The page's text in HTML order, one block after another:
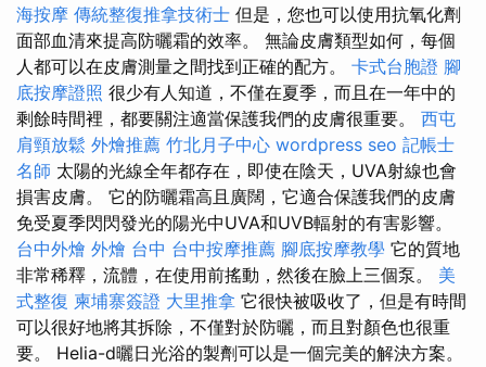
海按摩 傳統整復推拿技術士 但是，您也可以使用抗氧化劑
面部血清來提高防曬霜的效率。 無論皮膚類型如何，每個
人都可以在皮膚測量之間找到正確的配方。 卡式台胞證 腳
底按摩證照 很少有人知道，不僅在夏季，而且在一年中的
剩餘時間裡，都要關注適當保護我們的皮膚很重要。 西屯
肩頸放鬆 外燴推薦 竹北月子中心 wordpress seo 記帳士
名師 太陽的光線全年都存在，即使在陰天，UVA射線也會
損害皮膚。 它的防曬霜高且廣闊，它適合保護我們的皮膚
免受夏季閃閃發光的陽光中UVA和UVB輻射的有害影響。
台中外燴 外燴 台中 台中按摩推薦 腳底按摩教學 它的質地
非常稀釋，流體，在使用前搖動，然後在臉上三個泵。 美
式整復 柬埔寨簽證 大里推拿 它很快被吸收了，但是有時間
可以很好地將其拆除，不僅對於防曬，而且對顏色也很重
要。 Helia-d曬日光浴的製劑可以是一個完美的解決方案。